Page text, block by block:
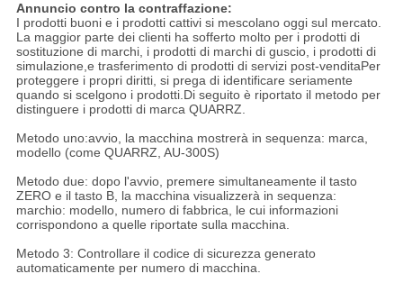
Annuncio contro la contraffazione:
I prodotti buoni e i prodotti cattivi si mescolano oggi sul mercato.
La maggior parte dei clienti ha sofferto molto per i prodotti di
sostituzione di marchi, i prodotti di marchi di guscio, i prodotti di
simulazione,e trasferimento di prodotti di servizi post-venditaPer
proteggere i propri diritti, si prega di identificare seriamente
quando si scelgono i prodotti.Di seguito è riportato il metodo per
distinguere i prodotti di marca QUARRZ.
Metodo uno:avvio, la macchina mostrerà in sequenza: marca,
modello (come QUARRZ, AU-300S)
Metodo due: dopo l'avvio, premere simultaneamente il tasto
ZERO e il tasto B, la macchina visualizzerà in sequenza:
marchio: modello, numero di fabbrica, le cui informazioni
corrispondono a quelle riportate sulla macchina.
Metodo 3: Controllare il codice di sicurezza generato
automaticamente per numero di macchina.